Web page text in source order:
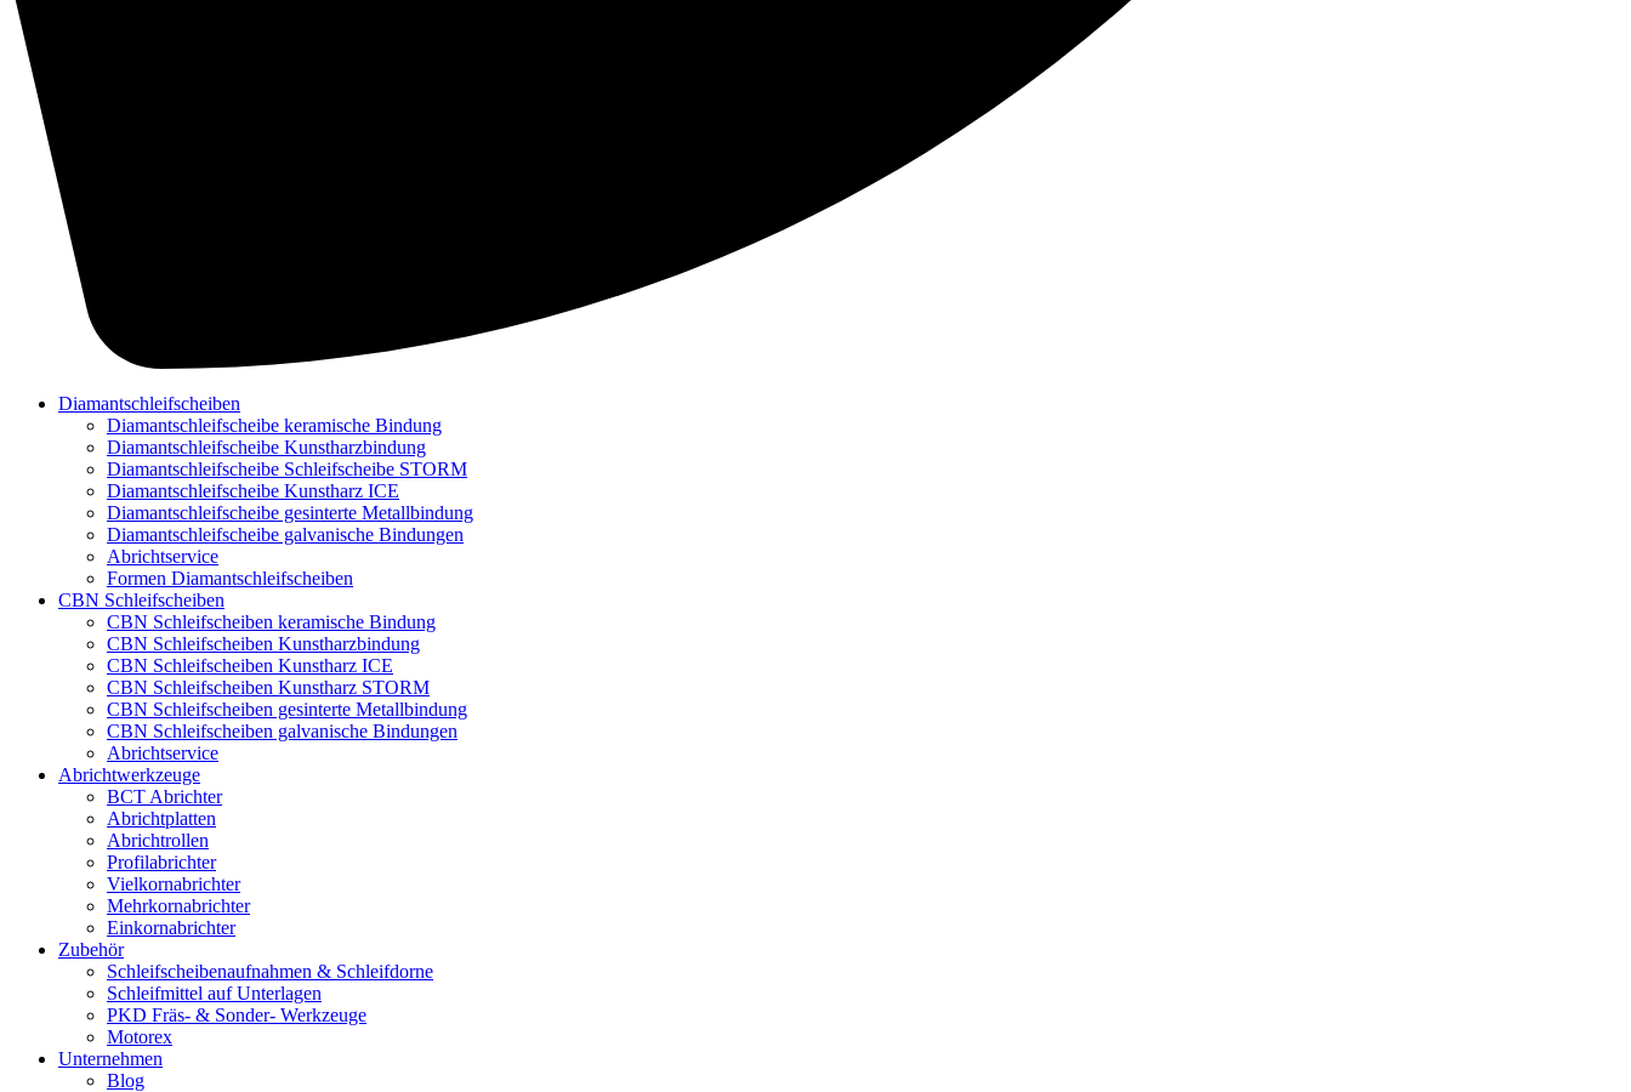
Diamantschleifscheiben
Diamantschleifscheibe keramische Bindung
Diamantschleifscheibe Kunstharzbindung
Diamantschleifscheibe Schleifscheibe STORM
Diamantschleifscheibe Kunstharz ICE
Diamantschleifscheibe gesinterte Metallbindung
Diamantschleifscheibe galvanische Bindungen
Abrichtservice
Formen Diamantschleifscheiben
CBN Schleifscheiben
CBN Schleifscheiben keramische Bindung
CBN Schleifscheiben Kunstharzbindung
CBN Schleifscheiben Kunstharz ICE
CBN Schleifscheiben Kunstharz STORM
CBN Schleifscheiben gesinterte Metallbindung
CBN Schleifscheiben galvanische Bindungen
Abrichtservice
Abrichtwerkzeuge
BCT Abrichter
Abrichtplatten
Abrichtrollen
Profilabrichter
Vielkornabrichter
Mehrkornabrichter
Einkornabrichter
Zubehör
Schleifscheibenaufnahmen & Schleifdorne
Schleifmittel auf Unterlagen
PKD Fräs- & Sonder- Werkzeuge
Motorex
Unternehmen
Blog